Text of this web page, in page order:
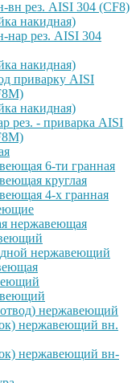
вн рез. AISI 304 (CF8)
накидная)
нар рез. AISI 304
накидная)
приварку AISI
накидная)
рез. - приварка AISI
6-ти гранная
круглая
4-х гранная
нержавеющая
нержавеющий
нержавеющий
нержавеющий вн.
нержавеющий вн-